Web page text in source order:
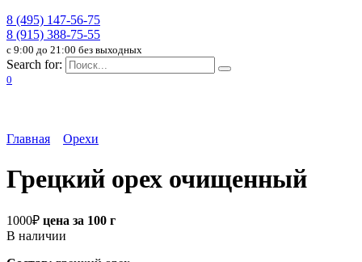
8 (495) 147-56-75
8 (915) 388-75-55
c 9:00 до 21:00 без выходных
Search for:
0
Главная Орехи
Грецкий орех очищенный
1000₽ цена за 100 г
В наличии